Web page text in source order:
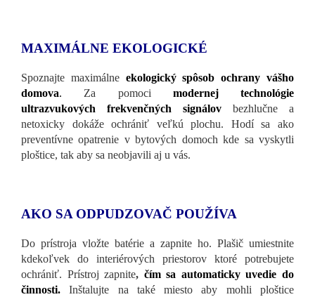
MAXIMÁLNE EKOLOGICKÉ
Spoznajte maximálne ekologický spôsob ochrany vášho
domova. Za pomoci modernej technológie
ultrazvukových frekvenčných signálov bezhlučne a
netoxicky dokáže ochrániť veľkú plochu. Hodí sa ako
preventívne opatrenie v bytových domoch kde sa vyskytli
ploštice, tak aby sa neobjavili aj u vás.
AKO SA ODPUDZOVAČ POUŽÍVA
Do prístroja vložte batérie a zapnite ho. Plašič umiestnite
kdekoľvek do interiérových priestorov ktoré potrebujete
ochrániť. Prístroj zapnite, čím sa automaticky uvedie do
činnosti.
Inštalujte na také miesto aby mohli ploštice